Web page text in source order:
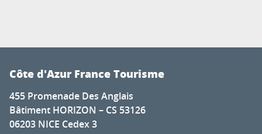
Côte d'Azur France Tourisme
455 Promenade Des Anglais
Bâtiment HORIZON – CS 53126
06203 NICE Cedex 3